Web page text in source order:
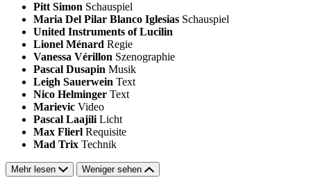
Pitt Simon Schauspiel
Maria Del Pilar Blanco Iglesias Schauspiel
United Instruments of Lucilin
Lionel Ménard Regie
Vanessa Vérillon Szenographie
Pascal Dusapin Musik
Leigh Sauerwein Text
Nico Helminger Text
Marievic Video
Pascal Laajili Licht
Max Flierl Requisite
Mad Trix Technik
Mehr lesen Weniger sehen